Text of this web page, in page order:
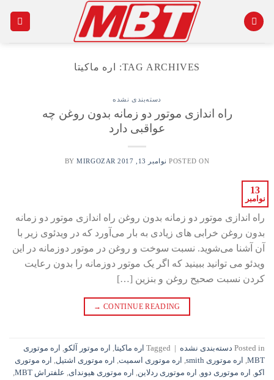
TAG ARCHIVES: اره ماکیتا
دسته‌بندی نشده
راه اندازی موتور دو زمانه بدون روغن چه
عواقبی دارد
POSTED ON نوامبر 13, 2017 BY
MIRGOZAR
13
نوامبر
راه اندازی موتور دو زمانه بدون روغن راه اندازی موتور دو زمانه
بدون روغن خرابی های زیادی به بار می‌آورد که در ویدئوی زیر با
آن آشنا می‌شوید. نسبت سوخت و روغن در موتور دوزمانه در این
ویدئو می توانید ببینید که اگر یک موتور دوزمانه را بدون رعایت
کردن نسبت صحیح روغن و بنزین […]
CONTINUE READING
→
Posted in دسته‌بندی نشده Tagged اره ماکیتا, اره موتور آلکو, اره موتوری
MBT
, اره موتوری smith , اره موتوری اسمیت, اره موتوری اشتیل, اره موتوری
اکو, اره موتوری دوو, اره موتوری ردلاین, اره موتوری هیوندای, علفتراش MBT
,